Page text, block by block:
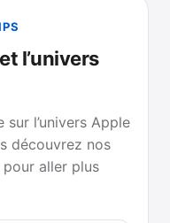
l’univers
l’univers Apple
découvrez nos
aller plus